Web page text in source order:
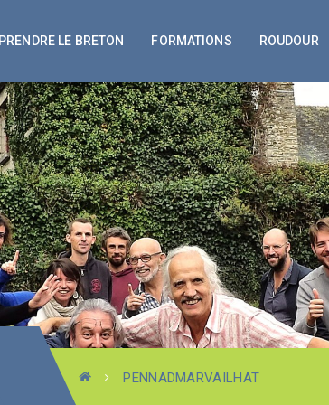
LE BRETON FORMATIONS ROUDOUR
PENNADMARVAILHAT